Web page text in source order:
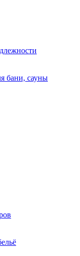
бани, сауны